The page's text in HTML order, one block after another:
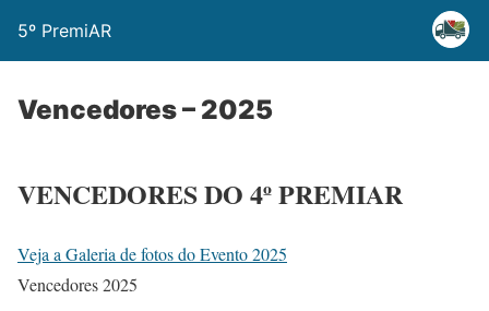
5º PremiAR
Vencedores – 2025
VENCEDORES DO 4º PREMIAR
Veja a Galeria de fotos do Evento 2025
Vencedores 2025